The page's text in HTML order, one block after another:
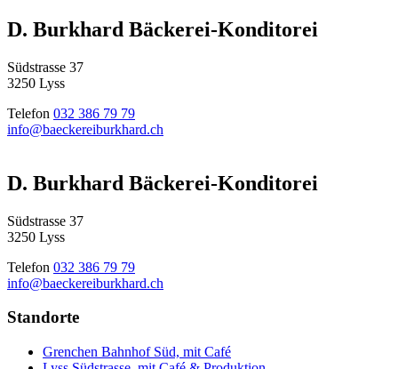
D. Burkhard Bäckerei-Konditorei
Südstrasse 37
3250 Lyss
Telefon 032 386 79 79
info@baeckereiburkhard.ch
D. Burkhard Bäckerei-Konditorei
Südstrasse 37
3250 Lyss
Telefon 032 386 79 79
info@baeckereiburkhard.ch
Standorte
Grenchen Bahnhof Süd, mit Café